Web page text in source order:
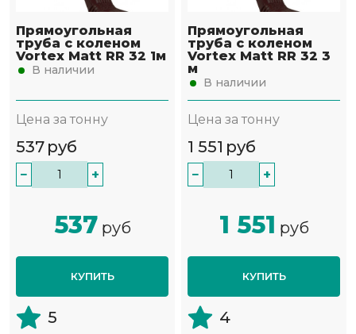
Прямоугольная
труба с коленом
Vortex Matt RR 32 1м
В наличии
Цена за тонну
537 руб
− +
537 руб
КУПИТЬ
5
Прямоугольная
труба с коленом
Vortex Matt RR 32 3
м
В наличии
Цена за тонну
1 551 руб
− +
1 551 руб
КУПИТЬ
4